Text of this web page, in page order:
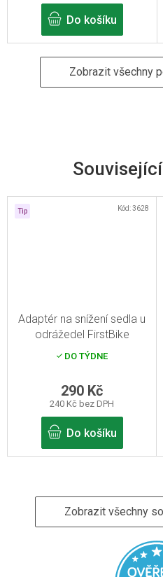
Tip
Adaptér na snížení sedla u
odrážedel FirstBike
DO TÝDNE
240 Kč bez DPH
290 Kč
Do košíku
Kód:3628
Zobrazit všechny
hvězdiček.
Do košíku
Zobrazit všechny